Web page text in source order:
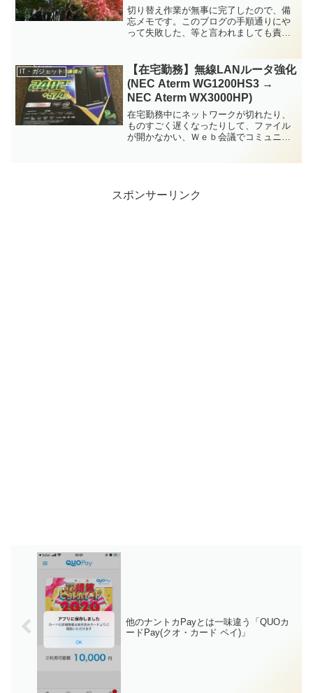
Hosted Email Security)から
TMEmS(Trend Micro Email
Security)への移行が無事完了
切り替え作業が無事に完了したので、備
忘メモです。このブログの手順通りにや
って失敗した、等と言われましても責任
護」のみ利用していた場合の手順となり
ます。「送信保護」を利用さ...
IT・ガジェット
【在宅勤務】無線LANルータ強化
(NEC Aterm WG1200HS3 →
NEC Aterm WX3000HP)
在宅勤務中にネットワークが切れたり、
ものすごく遅くなったりして、ファイル
が開かなかい、Ｗｅｂ会議でコミュニケ
スポンサーリンク
他のナントカPayとは一味違う「QUOカ
ードPay(クオ・カード ペイ)」